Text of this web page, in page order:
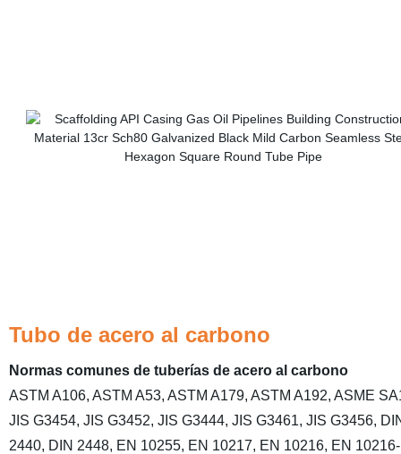
Tubo de acero al carbono
Normas comunes de tuberías de acero al carbono
ASTM A106, ASTM A53, ASTM A179, ASTM A192, ASME
JIS G3454, JIS G3452, JIS G3444, JIS G3461, JIS G3456,
2440, DIN 2448, EN 10255, EN 10217, EN 10216, EN